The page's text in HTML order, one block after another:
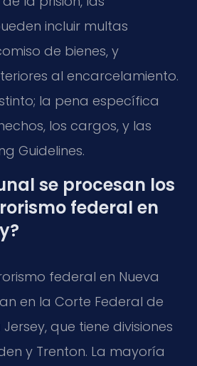
incluir multas
de bienes, y
al encarcelamiento.
la pena específica
los cargos, y las
Guidelines.
se procesan los
federal en
federal en Nueva
en la Corte Federal de
que tiene divisiones
y Trenton. La mayoría